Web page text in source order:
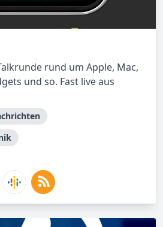
rund um Apple, Mac,
und so. Fast live aus